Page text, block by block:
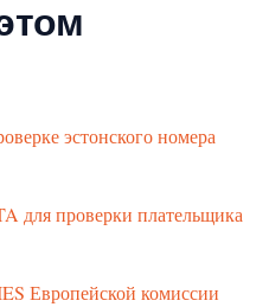
эстонского номера
для проверки плательщика
Европейской комиссии